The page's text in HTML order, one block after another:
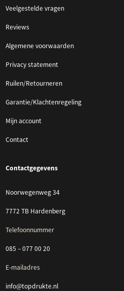
Veelgestelde vragen
Reviews
Algemene voorwaarden
Privacy statement
Ruilen/Retourneren
Garantie/Klachtenregeling
Mijn account
Contact
Contactgegevens
Noorwegenweg 34
7772 TB Hardenberg
Telefoonnummer
085 – 077 00 20
E-mailadres
info@topdrukte.nl